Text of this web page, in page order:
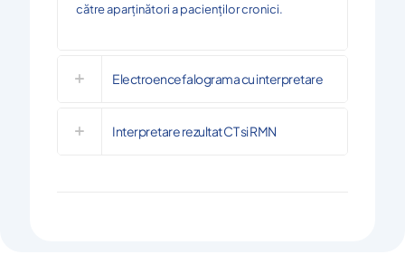
către aparținători a pacienților cronici.
Electroencefalograma cu interpretare
Interpretare rezultat CT si RMN